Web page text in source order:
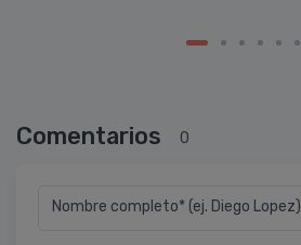
Comentarios 0
Nombre completo* (ej. Diego Lopez)